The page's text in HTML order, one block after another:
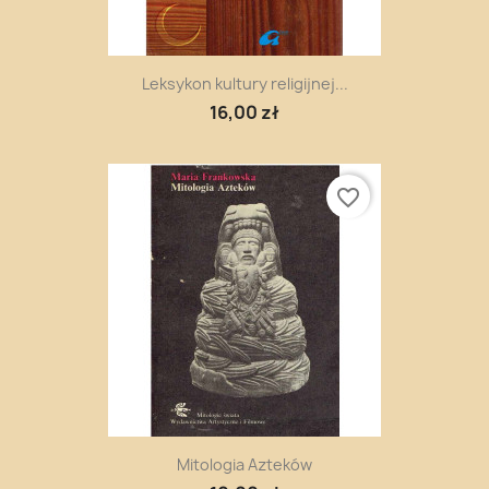
Leksykon kultury religijnej...
16,00 zł
Mitologia Azteków
favorite_border